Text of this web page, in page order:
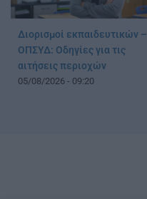
Διορισμοί εκπαιδευτικών –
ΟΠΣΥΔ: Οδηγίες για τις
αιτήσεις περιοχών
05/08/2026 - 09:20